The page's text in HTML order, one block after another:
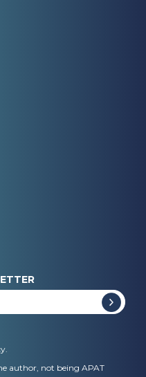
.
author, not being APAT